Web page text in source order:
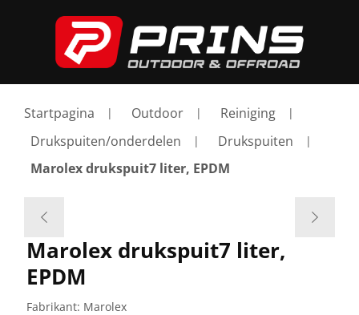
Startpagina Outdoor
Reiniging
Drukspuiten/onderdelen
Drukspuiten
Marolex drukspuit7 liter, EPDM
Marolex drukspuit7 liter,
EPDM
Fabrikant: Marolex